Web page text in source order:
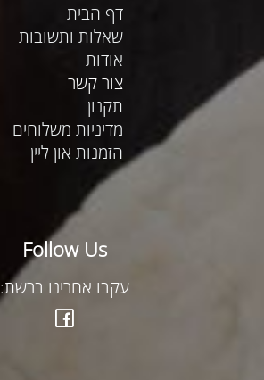
דף הבית
שאלות ותשובות
אודות
צור קשר
תקנון
מדיניות משלוחים
הזמנות און ליין
Follow Us
עקבו אחרינו ברשת: